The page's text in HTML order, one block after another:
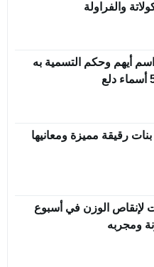
والفراولة
أيهم وحكم التسمية به
بنات رقيقة مميزة ومعانيها
لإنقاص الوزن في أسبوع
ومجربه